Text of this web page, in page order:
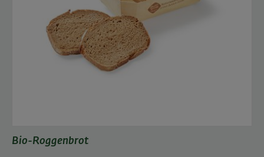
Bio-Roggenbrot